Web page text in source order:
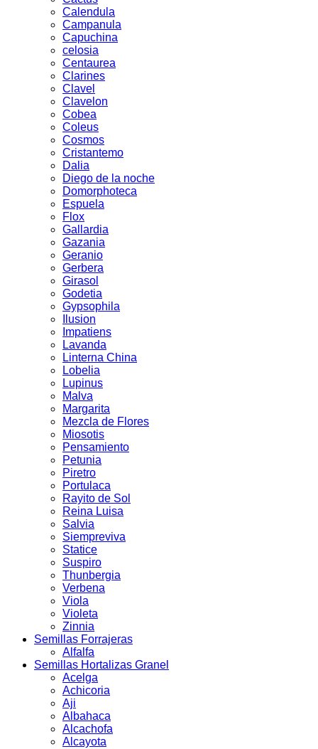
Calendula
Campanula
Capuchina
celosia
Centaurea
Clarines
Clavel
Clavelon
Cobea
Coleus
Cosmos
Cristantemo
Dalia
Diego de la noche
Domorphoteca
Espuela
Flox
Gallardia
Gazania
Geranio
Gerbera
Girasol
Godetia
Gypsophila
Ilusion
Impatiens
Lavanda
Linterna China
Lobelia
Lupinus
Malva
Margarita
Mezcla de Flores
Miosotis
Pensamiento
Petunia
Piretro
Portulaca
Rayito de Sol
Reina Luisa
Salvia
Siempreviva
Statice
Suspiro
Thunbergia
Verbena
Viola
Violeta
Zinnia
Semillas Forrajeras
Alfalfa
Semillas Hortalizas Granel
Acelga
Achicoria
Aji
Albahaca
Alcachofa
Alcayota